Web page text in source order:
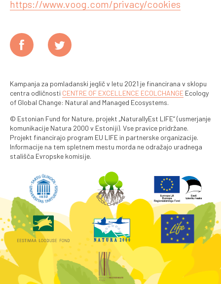
https://www.voog.com/privacy/cookies
Kampanja za pomladanski jeglič v letu 2021 je financirana v sklopu
centra odličnosti CENTRE OF EXCELLENCE ECOLCHANGE Ecology
of Global Change: Natural and Managed Ecosystems.
© Estonian Fund for Nature, projekt „NaturallyEst LIFE“ (usmerjanje
komunikacije Natura 2000 v Estoniji). Vse pravice pridržane.
Projekt financirajo program EU LIFE in partnerske organizacije.
Informacije na tem spletnem mestu morda ne odražajo uradnega
stališča Evropske komisije.